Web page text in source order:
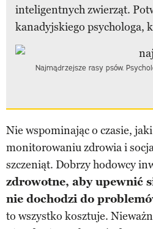
inteligentnych zwierząt.
kanadyjskiego psychologa,
Najmądrzejsze rasy psów.
Nie wspominając o czasie,
monitorowaniu zdrowia i
szczeniąt. Dobrzy hodowcy
zdrowotne, aby upewnić
nie dochodzi do
to wszystko kosztuje.